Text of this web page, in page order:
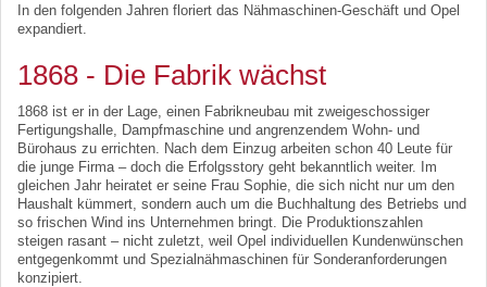
In den folgenden Jahren floriert das Nähmaschinen-Geschäft und Opel
expandiert.
1868 - Die Fabrik wächst
1868 ist er in der Lage, einen Fabrikneubau mit zweigeschossiger
Fertigungshalle, Dampfmaschine und angrenzendem Wohn- und
Bürohaus zu errichten. Nach dem Einzug arbeiten schon 40 Leute für
die junge Firma – doch die Erfolgsstory geht bekanntlich weiter. Im
gleichen Jahr heiratet er seine Frau Sophie, die sich nicht nur um den
Haushalt kümmert, sondern auch um die Buchhaltung des Betriebs und
so frischen Wind ins Unternehmen bringt. Die Produktionszahlen
steigen rasant – nicht zuletzt, weil Opel individuellen Kundenwünschen
entgegenkommt und Spezialnähmaschinen für Sonderanforderungen
konzipiert.